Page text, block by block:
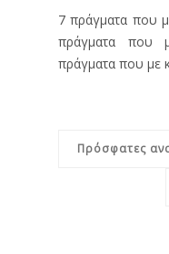
7 πράγματα που
πράγματα που
πράγματα που με
Πρόσφατες